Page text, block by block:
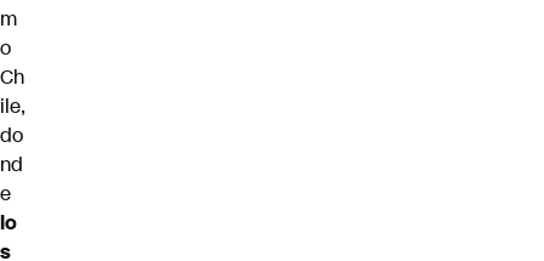
m
o
Ch
ile,
do
nd
e
lo
s